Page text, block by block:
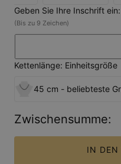
Geben Sie Ihre Inschrift ein:
(Bis zu 9 Zeichen)
Kettenlänge: Einheitsgröße
45 cm - beliebteste
Zwischensumme:
IN DEN